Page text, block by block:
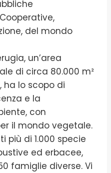
del mondo
un’area
di circa 80.000 m²
ha lo scopo di
e la
con
il mondo vegetale.
più di 1.000 specie
ed erbacee,
famiglie diverse. Vi